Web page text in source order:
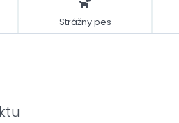
Strážny pes